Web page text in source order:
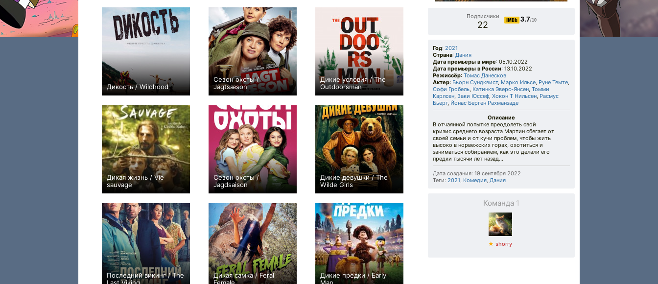
Дикость / Wildhood
+1
Сезон охоты /
Jagtsæson
−1
Дикие условия / The
Outdoorsman
0
Дикая жизнь / Vie
sauvage
−1
Сезон охоты /
Jagdsaison
+2
Дикие девушки / The
Wilde Girls
0
Последний викинг / The
Дикая самка / Feral
Дикие предки / Early
Подписчики
22
3.7/10
Год: 2021
Страна: Дания
Дата премьеры в мире: 05.10.2022
Дата премьеры в России: 13.10.2022
Режиссёр: Томас Данесков
Актер: Бьорн Сундквист, Марко Ильсе, Руне Темте,
Софи Гробель, Катинка Эверс-Янсен, Томми
Карлсен, Заки Юссеф, Хокон Т Нильсен, Расмус
Бьерг, Йонас Берген Рахманзаде
Описание
В отчаянной попытке преодолеть свой
кризис среднего возраста Мартин сбегает от
своей семьи и от кучи проблем, чтобы жить
высоко в норвежских горах, охотиться и
заниматься собиранием, как это делали его
предки тысячи лет назад...
Дата создания: 19 сентября 2022
Теги: 2021, Комедия, Дания
Команда 1
★ shorry